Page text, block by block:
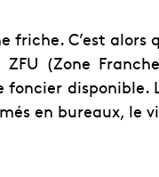
friche. C’est
(Zone
disponible.
en bureaux, le